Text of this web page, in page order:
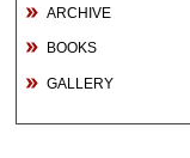
ARCHIVE
BOOKS
GALLERY